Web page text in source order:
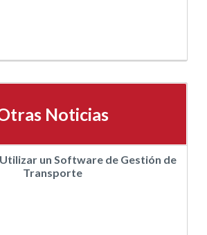
Noticias
un Software de Gestión de
Transporte